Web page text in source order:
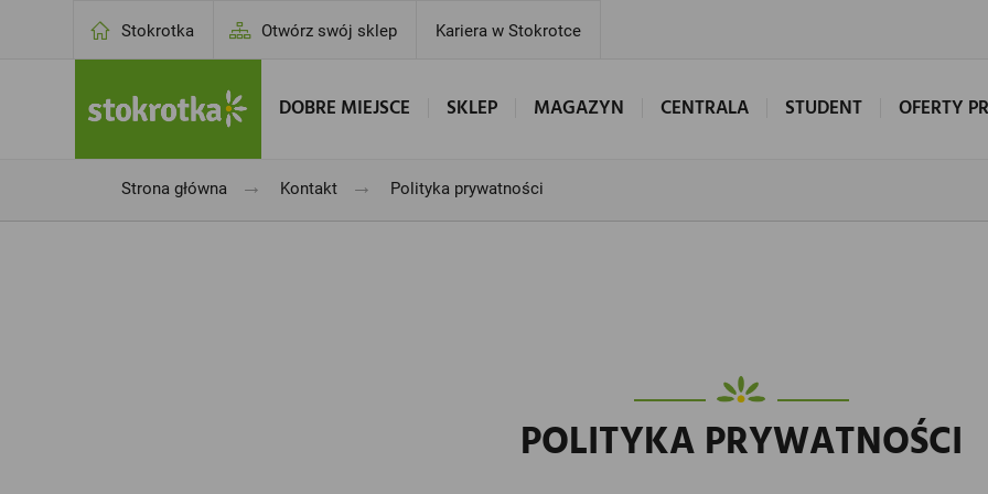
Stokrotka Otwórz swój sklep Kariera w Stokrotce
DOBRE MIEJSCE SKLEP MAGAZYN CENTRALA STUDENT OFERTY
Strona główna → Kontakt → Polityka prywatności
POLITYKA PRYWATNOŚCI